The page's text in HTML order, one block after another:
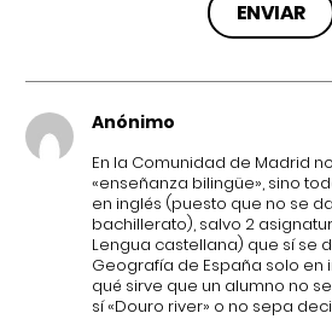
Anónimo
En la Comunidad de Madrid
«enseñanza bilingüe», sino
en inglés (puesto que no se
bachillerato), salvo 2
Lengua castellana) que sí se
Geografía de España solo en
qué sirve que un alumno no
sí «Douro river» o no sepa